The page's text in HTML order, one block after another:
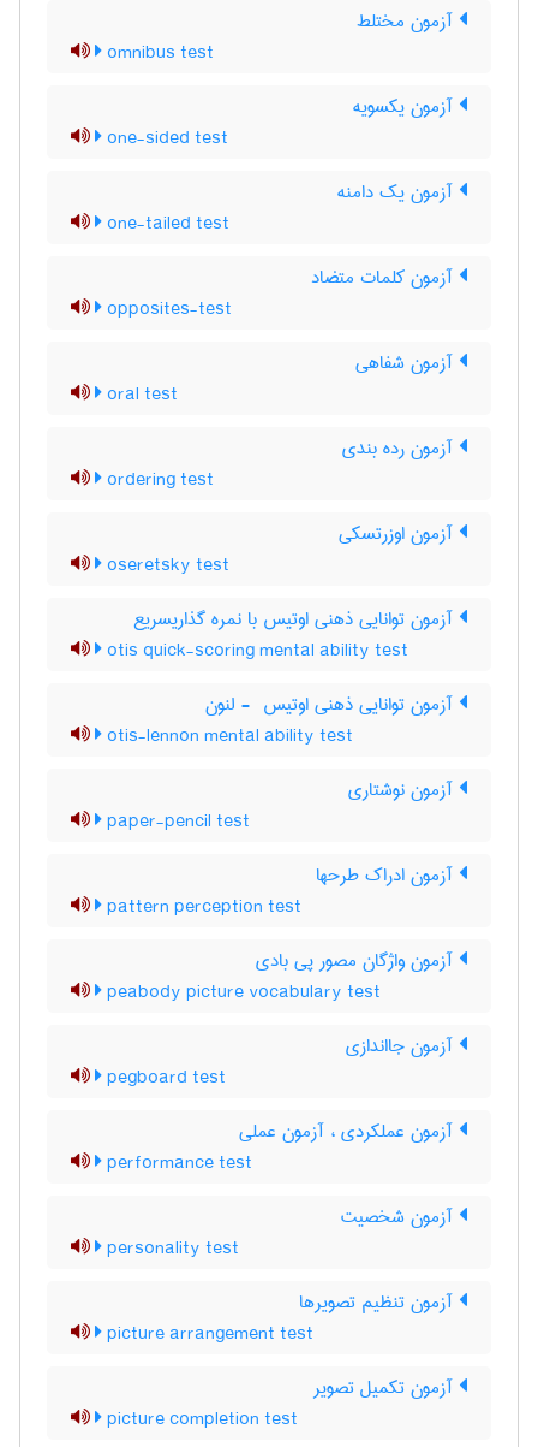
آزمون مختلط
omnibus test
آزمون یکسویه
one-sided test
آزمون یک دامنه
one-tailed test
آزمون کلمات متضاد
opposites-test
آزمون شفاهی
oral test
آزمون رده بندی
ordering test
آزمون اوزرتسکی
oseretsky test
آزمون توانایی ذهنی اوتیس با نمره گذاریسریع
otis quick-scoring mental ability test
آزمون توانایی ذهنی اوتیس ‎ - لنون
otis-lennon mental ability test
آزمون نوشتاری
paper-pencil test
آزمون ادراک طرحها
pattern perception test
آزمون واژگان مصور پی بادی
peabody picture vocabulary test
آزمون جااندازی
pegboard test
آزمون عملکردی ، آزمون عملی
performance test
آزمون شخصیت
personality test
آزمون تنظیم تصویرها
picture arrangement test
آزمون تکمیل تصویر
picture completion test